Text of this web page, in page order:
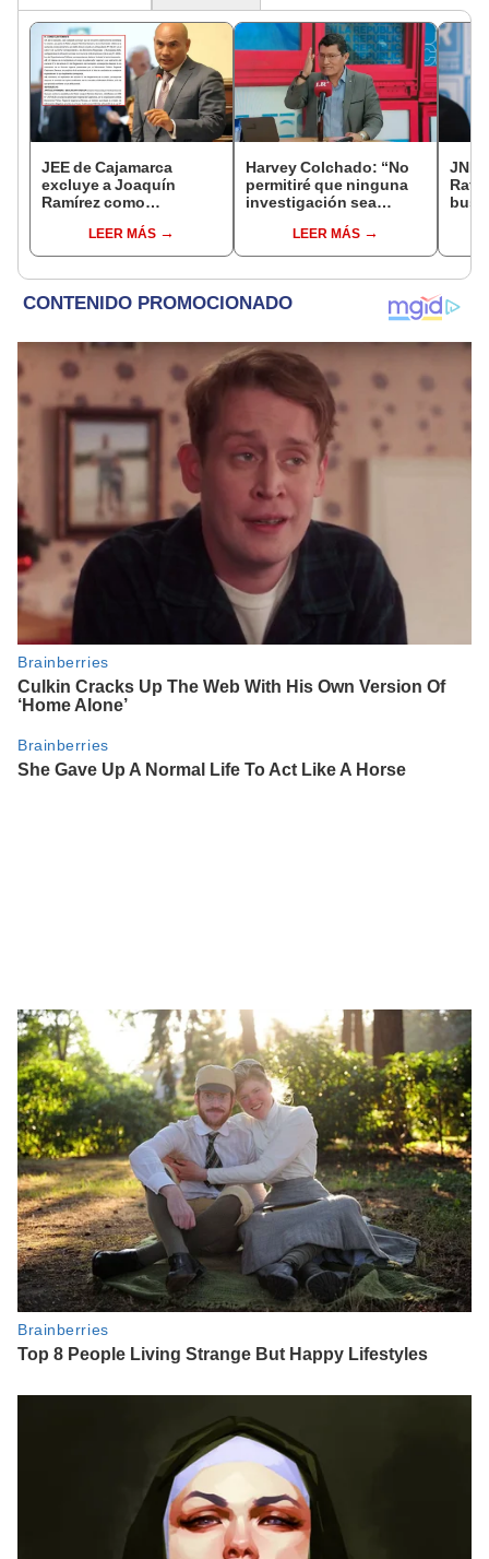
JEE de Cajamarca
excluye a Joaquín
Ramírez como
regional por ocultar
sentencia
LEER MÁS
Harvey Colchado: “No
permitiré que ninguna
investigación sea
política”LEER MÁS
JNE